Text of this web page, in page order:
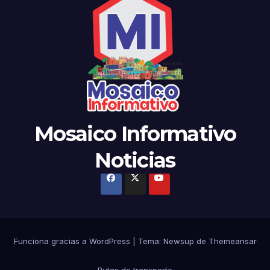
Mosaico Informativo
Noticias
Funciona gracias a WordPress Tema: Newsup de Themeansar